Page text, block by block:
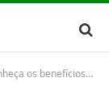
desse aminoácido